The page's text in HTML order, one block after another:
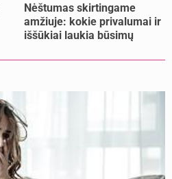
Nėštumas skirtingame
amžiuje: kokie privalumai ir
iššūkiai laukia būsimų